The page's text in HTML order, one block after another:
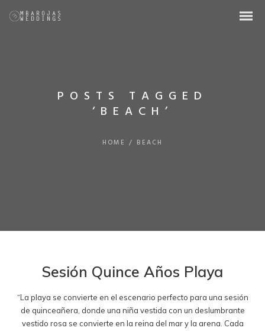
POSTS TAGGED
‘BEACH’
HOME / BEACH
Sesión Quince Años Playa
“La playa se convierte en el escenario perfecto para una sesión
de quinceañera, donde una niña vestida con un deslumbrante
vestido rosa se convierte en la reina del mar y la arena. Cada